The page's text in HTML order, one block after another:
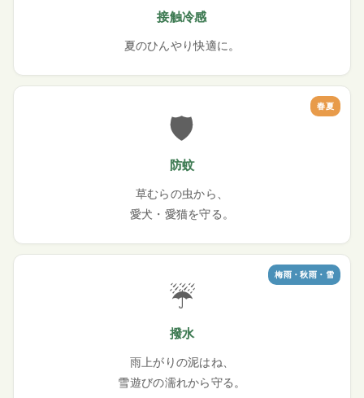
接触冷感
夏のひんやり快適に。
春夏
🛡️
防蚊
草むらの虫から、
愛犬・愛猫を守る。
梅雨・秋雨・雪
☔
撥水
雨上がりの泥はね、
雪遊びの濡れから守る。